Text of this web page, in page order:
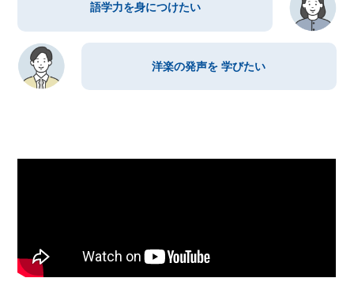
語学力を身につけたい
洋楽の発声を 学びたい